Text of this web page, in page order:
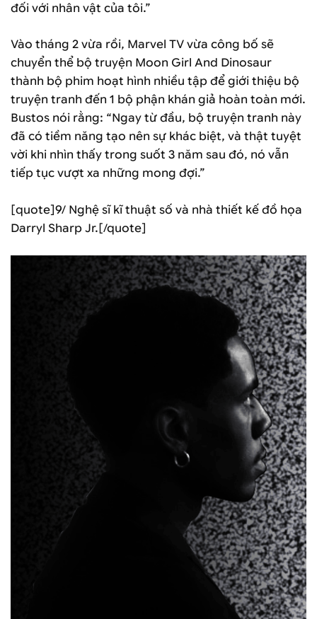
đối với nhân vật của tôi.”
Vào tháng 2 vừa rồi, Marvel TV vừa công bố sẽ
chuyển thể bộ truyện Moon Girl And Dinosaur
thành bộ phim hoạt hình nhiều tập để giới thiệu bộ
truyện tranh đến 1 bộ phận khán giả hoàn toàn mới.
Bustos nói rằng: “Ngay từ đầu, bộ truyện tranh này
đã có tiềm năng tạo nên sự khác biệt, và thật tuyệt
vời khi nhìn thấy trong suốt 3 năm sau đó, nó vẫn
tiếp tục vượt xa những mong đợi.”
[quote]9/ Nghệ sĩ kĩ thuật số và nhà thiết kế đồ họa
Darryl Sharp Jr.[/quote]